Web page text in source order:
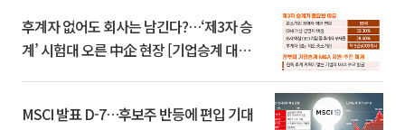
후계자 없어도 회사는 남긴다?…‘제3자 승
계’ 시험대 오른 中企 현장 [기업승계 대전
MSCI 발표 D-7…후보주 반등에 편입 기대